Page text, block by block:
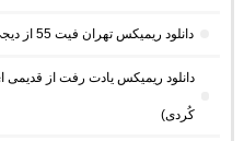
دانلود ریمیکس تهران فیت 55 از دیجی باربد و محمد موریانی
دانلود ریمیکس یادت رفت از
کُردی)